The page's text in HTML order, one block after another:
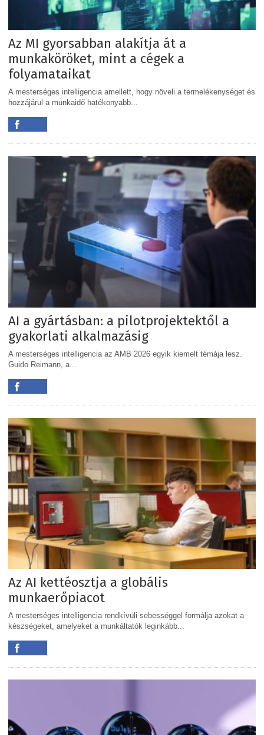
Az MI gyorsabban alakítja át a
munkaköröket, mint a cégek a
folyamataikat
A mesterséges intelligencia amellett, hogy növeli a termelékenységet és
hozzájárul a munkaidő hatékonyabb...
AI a gyártásban: a pilotprojektektől a
gyakorlati alkalmazásig
A mesterséges intelligencia az AMB 2026 egyik kiemelt témája lesz.
Guido Reimann, a...
Az AI kettéosztja a globális
munkaerőpiacot
A mesterséges intelligencia rendkívüli sebességgel formálja azokat a
készségeket, amelyeket a munkáltatók leginkább...